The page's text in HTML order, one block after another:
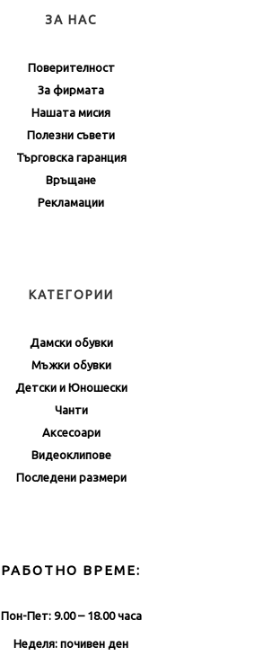
ЗА НАС
Поверителност
За фирмата
Нашата мисия
Полезни съвети
Търговска гаранция
Връщане
Рекламации
КАТЕГОРИИ
Дамски обувки
Мъжки обувки
Детски и Юношески
Чанти
Аксесоари
Видеоклипове
Последени размери
РАБОТНО ВРЕМЕ:
Пон-Пет: 9.00 – 18.00 часа
Неделя: почивен ден